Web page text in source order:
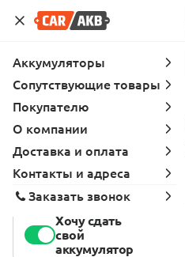
Адреса
Terrano 1
1995
Хочу сдать
свой
аккумулятор
Аккумуляторы
Сопутствующие товары
Покупателю
О компании
Доставка и оплата
Контакты и адреса
Заказать звонок